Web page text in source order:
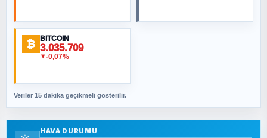
ORHAN KILIÇOĞLU
Fahişeye beyinli bir müstevli alçağına
SAVAŞ ŞAHİN
₿ BITCOIN
3.035.709
▼-0,07%
Veriler 15 dakika geçikmeli gösterilir.
HAVA DURUMU